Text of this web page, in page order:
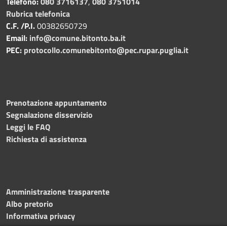
Rubrica telefonica
C.F. /P.I.00382650729
Email: info@comune.bitonto.ba.it
PEC: protocollo.comunebitonto@pec.rupar.puglia.it
Prenotazione appuntamento
Segnalazione disservizio
Leggi le FAQ
Richiesta di assistenza
Amministrazione trasparente
Albo pretorio
Informativa privacy